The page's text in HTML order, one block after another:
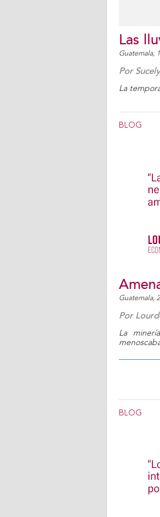
Las
Guatemala,
Por
La
BLOG
Guatemala,
Por
La
BLOG